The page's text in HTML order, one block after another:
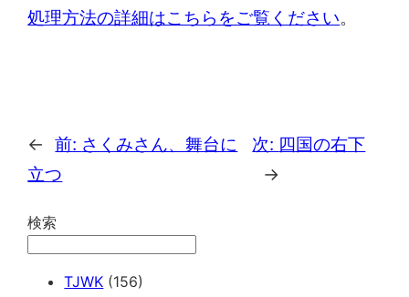
処理方法の詳細はこちらをご覧ください。
← 前: さくみさん、舞台に
立つ
次: 四国の右下
→
検索
TJWK (156)